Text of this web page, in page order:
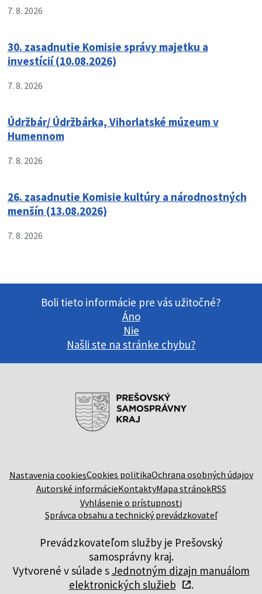
7. 8. 2026
30. zasadnutie Komisie správy majetku a
investícií (10.08.2026)
7. 8. 2026
Údržbár/ Údržbárka, Vihorlatské múzeum v
Humennom
7. 8. 2026
26. zasadnutie Komisie kultúry a národnostných
menšín (13.08.2026)
7. 8. 2026
Boli tieto informácie pre vás užitočné?
Áno
Nie
Našli ste na stránke chybu?
Nastavenia cookiesCookies politikaOchrana osobných údajov
Autorské informácieKontaktyMapa stránokRSS
Vyhlásenie o prístupnosti
Správca obsahu a technický prevádzkovateľ
Prevádzkovateľom služby je Prešovský
samosprávny kraj.
Vytvorené v súlade s Jednotným dizajn manuálom
elektronických služieb
.